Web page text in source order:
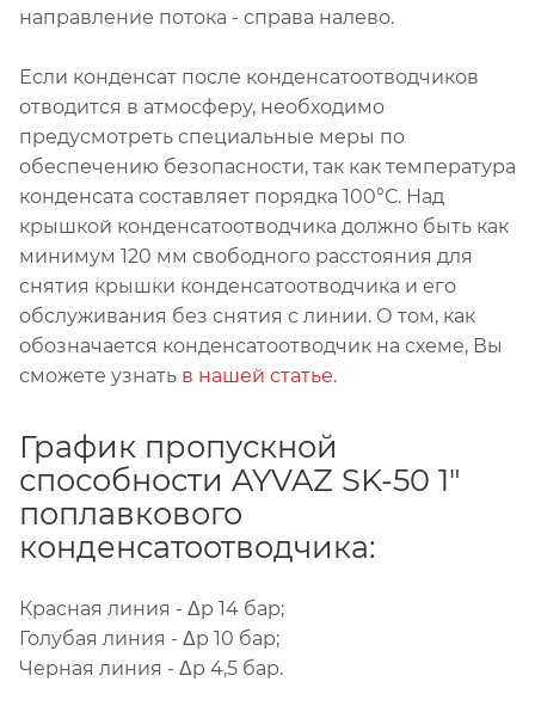
направление потока - справа налево.
Если конденсат после конденсатоотводчиков
отводится в атмосферу, необходимо
предусмотреть специальные меры по
обеспечению безопасности, так как температура
конденсата составляет порядка 100°С. Над
крышкой конденсатоотводчика должно быть как
минимум 120 мм свободного расстояния для
снятия крышки конденсатоотводчика и его
обслуживания без снятия с линии. О том, как
обозначается конденсатоотводчик на схеме, Вы
сможете узнать в нашей статье.
График пропускной
способности AYVAZ SK-50 1"
поплавкового
конденсатоотводчика:
Красная линия - Δp 14 бар;
Голубая линия - Δp 10 бар;
Черная линия - Δp 4,5 бар.